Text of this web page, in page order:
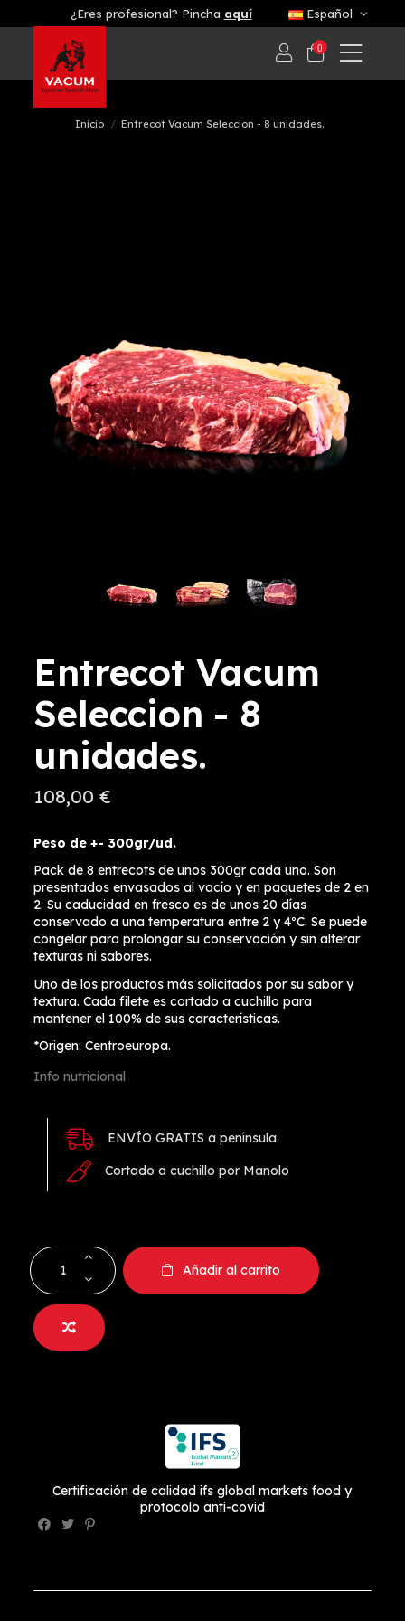
¿Eres profesional? Pincha aquí Español
0
Inicio Entrecot Vacum Seleccion - 8 unidades.
Entrecot Vacum
Seleccion - 8
unidades.
108,00 €
Peso de +- 300gr/ud.
Pack de 8 entrecots de unos 300gr cada uno. Son
presentados envasados al vacío y en paquetes de 2 en
2. Su caducidad en fresco es de unos 20 días
conservado a una temperatura entre 2 y 4ºC. Se puede
congelar para prolongar su conservación y sin alterar
texturas ni sabores.
Uno de los productos más solicitados por su sabor y
textura. Cada filete es cortado a cuchillo para
mantener el 100% de sus características.
*Origen: Centroeuropa.
Info nutricional
ENVÍO GRATIS a península.
Cortado a cuchillo por Manolo
Añadir al carrito
Certificación de calidad ifs global markets food y
protocolo anti-covid